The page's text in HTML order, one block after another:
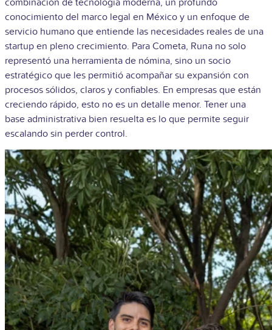
conocimiento del marco legal en México y un enfoque de
servicio humano que entiende las necesidades reales de una
startup en pleno crecimiento. Para Cometa, Runa no solo
representó una herramienta de nómina, sino un socio
estratégico que les permitió acompañar su expansión con
procesos sólidos, claros y confiables. En empresas que están
creciendo rápido, esto no es un detalle menor. Tener una
base administrativa bien resuelta es lo que permite seguir
escalando sin perder control.